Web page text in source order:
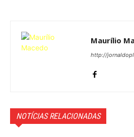
Maurílio
http://
NOTÍCIAS RELACIONADAS